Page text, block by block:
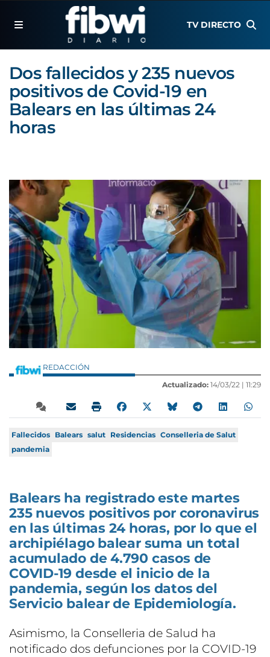
TV DIRECTO
Dos fallecidos y 235 nuevos
positivos de Covid-19 en
Balears en las últimas 24
horas
REDACCIÓN
Actualizado: 14/03/22 | 11:29
Fallecidos Balears salut Residencias Conselleria de Salut
pandemia
Balears ha registrado este martes
235 nuevos positivos por coronavirus
en las últimas 24 horas, por lo que el
archipiélago balear suma un total
acumulado de 4.790 casos de
COVID-19 desde el inicio de la
pandemia, según los datos del
Servicio balear de Epidemiología.
Asimismo, la Conselleria de Salud ha
notificado dos defunciones por la COVID-19